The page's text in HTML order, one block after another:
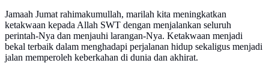
Jamaah Jumat rahimakumullah, marilah kita meningkatkan
ketakwaan kepada Allah SWT dengan menjalankan seluruh
perintah-Nya dan menjauhi larangan-Nya. Ketakwaan menjadi
bekal terbaik dalam menghadapi perjalanan hidup sekaligus menjadi
jalan memperoleh keberkahan di dunia dan akhirat.